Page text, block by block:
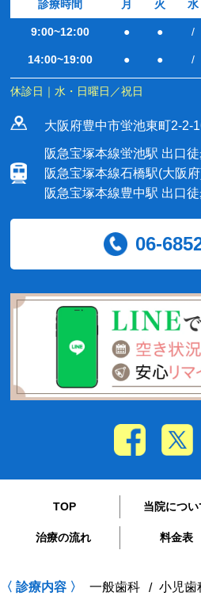
診療時間 月 火 水
9:00~12:00 ● ● /
14:00~19:00 ● ● /
休診日｜水・日曜日／祝日
大阪府豊中市蛍池東町2-2-
阪急宝塚本線蛍池駅 出口
阪急宝塚本線石橋駅(大阪
阪急宝塚本線豊中駅 出口
06-
TOP 当院につい
治療の流れ 料金表
〈 診療内容 〉 一般歯科 小児歯